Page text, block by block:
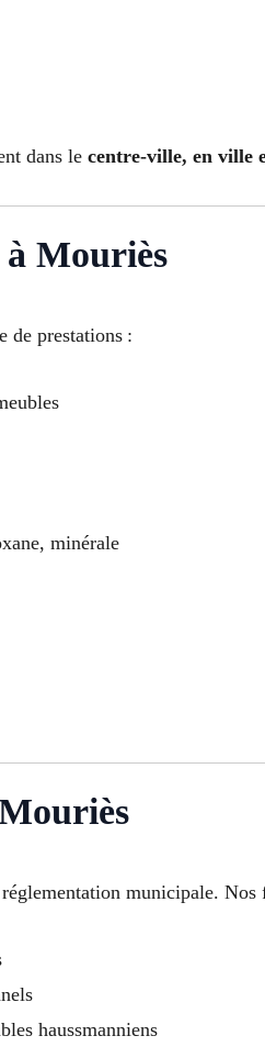
dans le centre-ville, en ville
à Mouriès
de prestations :
minérale
municipale. Nos
haussmanniens